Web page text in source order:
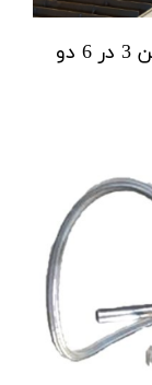
برش پلاسما سی ان سی با میز سنگین 3 در 6 دو